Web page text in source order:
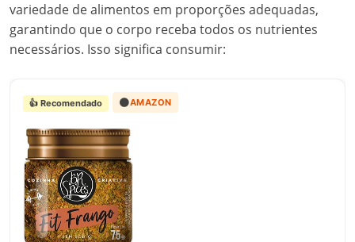
variedade de alimentos em proporções adequadas,
garantindo que o corpo receba todos os nutrientes
necessários. Isso significa consumir:
👍 Recomendado 🟠AMAZON